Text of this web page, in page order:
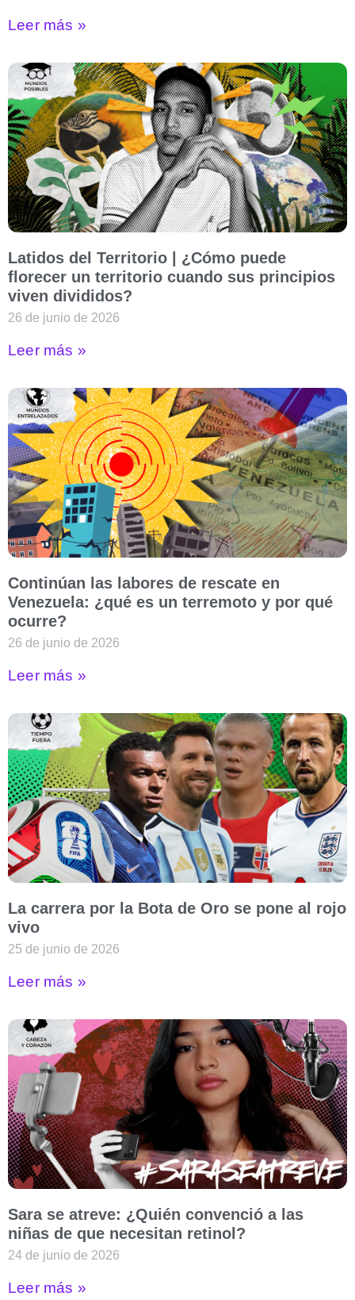
Leer más »
Latidos del Territorio | ¿Cómo puede
florecer un territorio cuando sus principios
viven divididos?
26 de junio de 2026
Leer más »
Continúan las labores de rescate en
Venezuela: ¿qué es un terremoto y por qué
ocurre?
26 de junio de 2026
Leer más »
La carrera por la Bota de Oro se pone al rojo
vivo
25 de junio de 2026
Leer más »
Sara se atreve: ¿Quién convenció a las
niñas de que necesitan retinol?
24 de junio de 2026
Leer más »